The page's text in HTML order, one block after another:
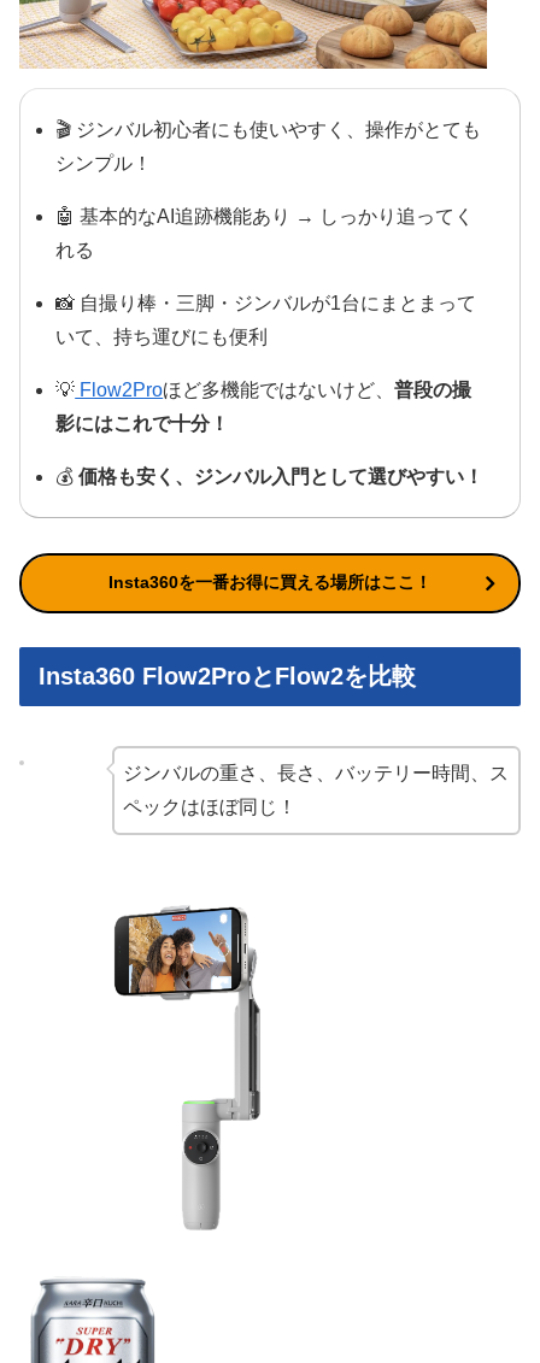
🎬 ジンバル初心者にも使いやすく、操作がとても
シンプル！
🤖 基本的なAI追跡機能あり → しっかり追ってく
れる
📸 自撮り棒・三脚・ジンバルが1台にまとまって
いて、持ち運びにも便利
💡 Flow2Proほど多機能ではないけど、普段の撮
影にはこれで十分！
💰価格も安く、ジンバル入門として選びやすい！
Insta360を一番お得に買える場所はここ！
Insta360 Flow2ProとFlow2を比較
ジンバルの重さ、長さ、バッテリー時間、ス
ペックはほぼ同じ！